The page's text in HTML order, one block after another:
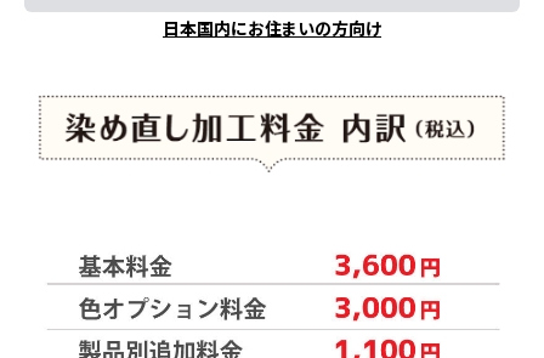
日本国内にお住まいの方向け